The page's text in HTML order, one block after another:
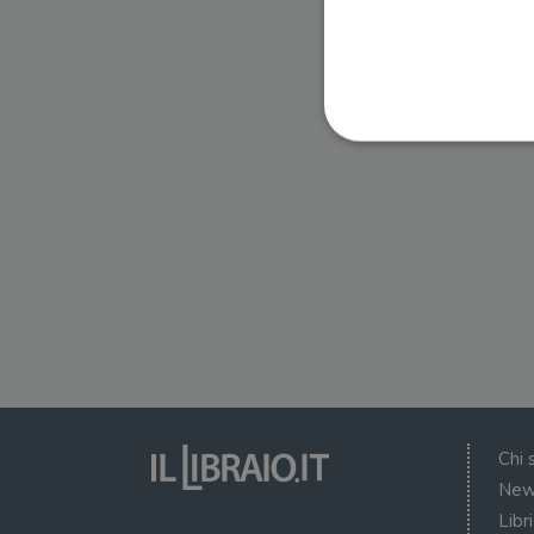
Chi
I cookie strettamente
wordpress_sec_[hash]
CookieScriptConsent